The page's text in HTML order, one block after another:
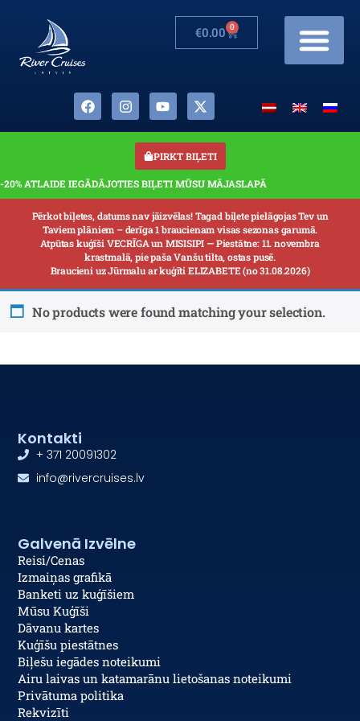
€0.00 0
PIRKT BIĻETI
-20% ATLAIDE IEGĀDĀJOTIES BIĻETI MŪSU MĀJASLAPĀ
Pērkot biļetes, datums nav jāizvēlas! Tagad biļete pielāgojas Tev un
Taviem plāniem – derīga 1 braucienam visas sezonas garumā.
Atpūtas kuģīši VECRĪGA un MISISIPI — Piestātne: 11. novembra
krastmalā, pie paša Vanšu tilta, ostas pusē.
Braucieni uz Jūrmalu ar kuģīti ELIZABETE (no 31.08.2026)
No products were found matching your selection.
Galvenā Izvēlne
Reisi/Cenas
Izmaiņas grafikā
Banketi uz kuģīšiem
Mūsu Kuģīši
Dāvanu kartes
Kuģīšu piestātnes
Biļešu iegādes noteikumi
Airu laivas un katamarānu lietošanas noteikumi
Privātuma politika
Rekvizīti
Kontakti
+ 371 20091302
info@rivercruises.lv